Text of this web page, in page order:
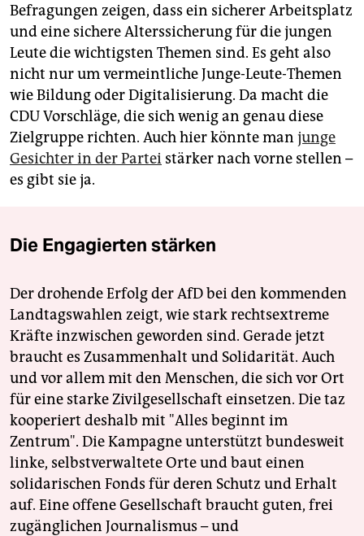
Befragungen zeigen, dass ein sicherer Arbeitsplatz
und eine sichere Alterssicherung für die jungen
Leute die wichtigsten Themen sind. Es geht also
nicht nur um vermeintliche Junge-Leute-Themen
wie Bildung oder Digitalisierung. Da macht die
CDU Vorschläge, die sich wenig an genau diese
Zielgruppe richten. Auch hier könnte man junge
Gesichter in der Partei stärker nach vorne stellen –
es gibt sie ja.
Die Engagierten stärken
Der drohende Erfolg der AfD bei den kommenden
Landtagswahlen zeigt, wie stark rechtsextreme
Kräfte inzwischen geworden sind. Gerade jetzt
braucht es Zusammenhalt und Solidarität. Auch
und vor allem mit den Menschen, die sich vor Ort
für eine starke Zivilgesellschaft einsetzen. Die taz
kooperiert deshalb mit "Alles beginnt im
Zentrum". Die Kampagne unterstützt bundesweit
linke, selbstverwaltete Orte und baut einen
solidarischen Fonds für deren Schutz und Erhalt
auf. Eine offene Gesellschaft braucht guten, frei
zugänglichen Journalismus – und